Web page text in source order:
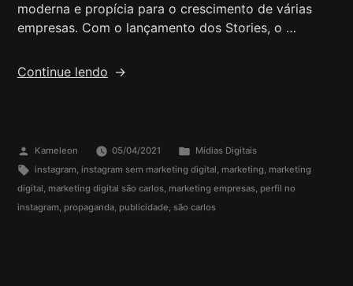
moderna e propícia para o crescimento de várias
empresas. Com o lançamento dos Stories, o …
Continue lendo
Kameleon 05/04/2021
Mídias Digitais
instagram, instagram sem marketing digital, marketing, marketing
digital, marketing digital são carlos, marketing empresas, perfil no
instagram, propaganda, publicidade, são carlos